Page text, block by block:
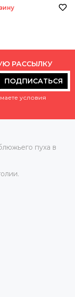
РАССЫЛКУ
ПОДПИСАТЬСЯ
условия
пуха в